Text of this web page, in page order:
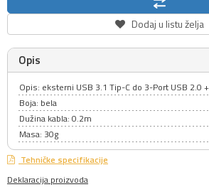
Dodaj u listu želja
Opis
Opis: eksterni USB 3.1 Tip-C do 3-Port USB 2.0
Boja: bela
Dužina kabla: 0.2m
Masa: 30g
Tehničke specifikacije
Deklaracija proizvoda